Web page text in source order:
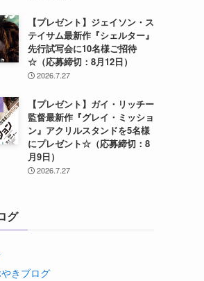
【プレゼント】ジェイソン・ス
テイサム最新作『シェルター』
先行試写会に10名様ご招待
☆（応募締切：8月12日）
2026.7.27
【プレゼント】ガイ・リッチー
監督最新作『グレイ・ミッショ
ン』アクリルスタンドを5名様
にプレゼント☆（応募締切：8
月9日）
2026.7.27
グ
きブログ